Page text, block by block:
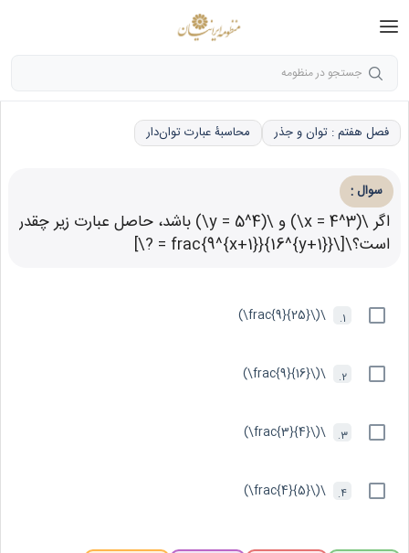
جستجو در منظومه
فصل هفتم : توان و جذر محاسبۀ عبارت توان‌دار
سوال :
اگر \(3^x = 4\) و \(4^y = 5\) باشد، حاصل عبارت زیر چقدر
است؟\[\frac{9^{x+1}}{16^{y+1}} = ?\]
1.
\(\frac{9}{25}\)
2.
\(\frac{9}{16}\)
3.
\(\frac{3}{4}\)
4.
\(\frac{4}{5}\)